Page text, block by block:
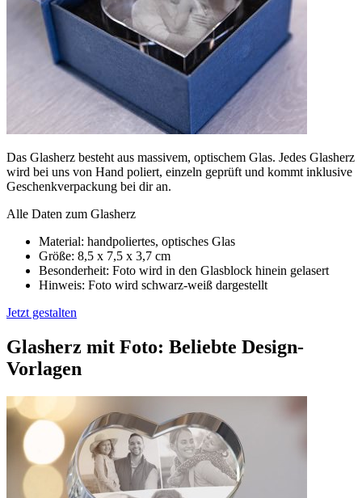
Das Glasherz besteht aus massivem, optischem Glas. Jedes Glasherz
wird bei uns von Hand poliert, einzeln geprüft und kommt inklusive
Geschenkverpackung bei dir an.
Alle Daten zum Glasherz
Material: handpoliertes, optisches Glas
Größe: 8,5 x 7,5 x 3,7 cm
Besonderheit: Foto wird in den Glasblock hinein gelasert
Hinweis: Foto wird schwarz-weiß dargestellt
Jetzt gestalten
Glasherz mit Foto: Beliebte Design-
Vorlagen